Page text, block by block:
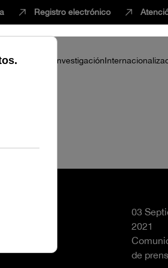
Registro electrónico
Profesorado Investigación
03
2021
de